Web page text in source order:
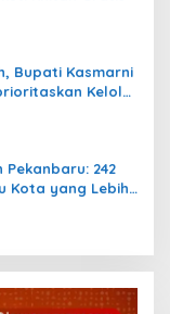
Bupati Kasmarni
Kelola
Pekanbaru: 242
Kota yang Lebih